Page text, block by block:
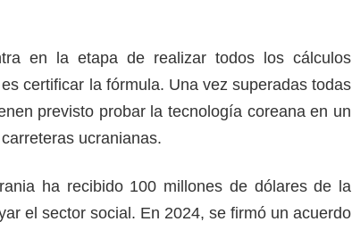
en la etapa de realizar todos los cálculos
certificar la fórmula. Una vez superadas todas
previsto probar la tecnología coreana en un
ucranianas.
ha recibido 100 millones de dólares de la
el sector social. En 2024, se firmó un acuerdo